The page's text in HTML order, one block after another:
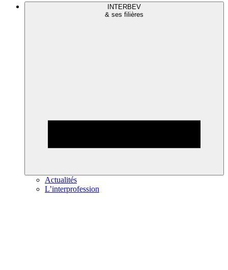
INTERBEV
& ses filières
Actualités
L’interprofession